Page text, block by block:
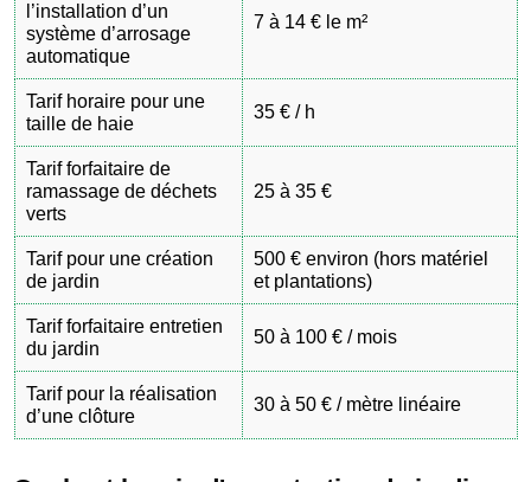
l’installation d’un
système d’arrosage
automatique
7 à 14 € le m²
Tarif horaire pour une
taille de haie
35 € / h
Tarif forfaitaire de
ramassage de déchets
verts
25 à 35 €
Tarif pour une création
de jardin
500 € environ (hors matériel
et plantations)
Tarif forfaitaire entretien
du jardin
50 à 100 € / mois
Tarif pour la réalisation
d’une clôture
30 à 50 € / mètre linéaire